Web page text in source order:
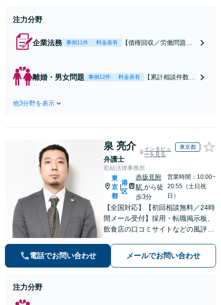
注力分野
企業法務 事例11件 料金表有
【債権回収／労働問題／
のトラブル・会社内のト
ラブルなど、事後の解決
対応OK】
離婚・男女問題 事例12件 料金表有
【累計相談件数20
ダーメイドの解決
様の話を丁寧にう
かがい、どんな不
安があるのか、何
を解決したいのか
を正確に読み取り
ます。【東京都在
住以外の方も対
応】
他3分野を表示
泉 亮介
弁護士
インタビュ
ーを見る
東京都
彩結法律事務所
東
京
都
港
区
赤坂見附
駅 から徒
歩3分
営業時間：10:00~
20:55（土日祝
日）
【全国対応】【初回相談無料／24時
間メール受付】採用・転職掲示板、
飲食店の口コミサイトなどの風評被
の種類を問わず相談可。可能な限り
早期対応で駆けつけサポート【労
電話でお問い合わせ メールでお問い合わせ
注力分野